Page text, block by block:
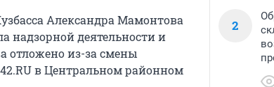
Александра Мамонтова
надзорной деятельности и
отложено из-за смены
в Центральном районном
2